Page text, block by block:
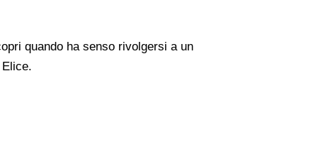
quando ha senso rivolgersi a un